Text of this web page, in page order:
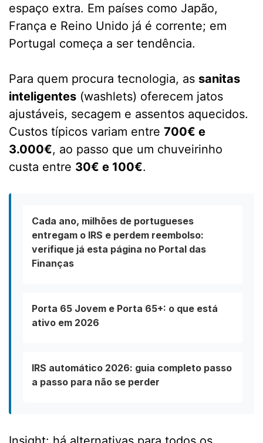
espaço extra. Em países como Japão,
França e Reino Unido já é corrente; em
Portugal começa a ser tendência.
Para quem procura tecnologia, as sanitas
inteligentes (washlets) oferecem jatos
ajustáveis, secagem e assentos aquecidos.
Custos típicos variam entre 700€ e
3.000€, ao passo que um chuveirinho
custa entre 30€ e 100€.
Cada ano, milhões de portugueses
entregam o IRS e perdem reembolso:
verifique já esta página no Portal das
Finanças
Porta 65 Jovem e Porta 65+: o que está
ativo em 2026
IRS automático 2026: guia completo passo
a passo para não se perder